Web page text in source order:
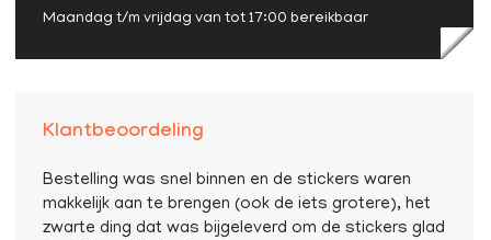
Maandag t/m vrijdag van tot 17:00 bereikbaar
Klantbeoordeling
Bestelling was snel binnen en de stickers waren
makkelijk aan te brengen (ook de iets grotere), het
zwarte ding dat was bijgeleverd om de stickers glad